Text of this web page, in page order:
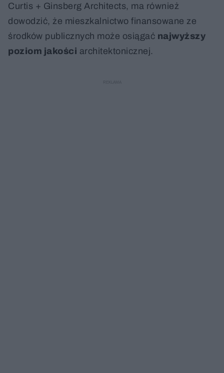
Curtis + Ginsberg Architects, ma również
dowodzić, że mieszkalnictwo finansowane ze
środków publicznych może osiągać najwyższy
poziom jakości architektonicznej.